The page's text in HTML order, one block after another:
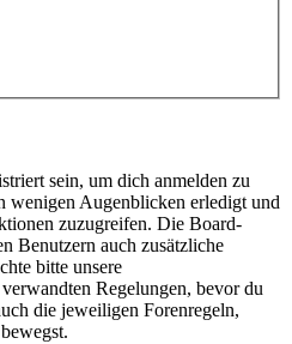
sein, um dich anmelden zu
wenigen Augenblicken erledigt und
zuzugreifen. Die Board-
Benutzern auch zusätzliche
bitte unsere
Regelungen, bevor du
die jeweiligen Forenregeln,